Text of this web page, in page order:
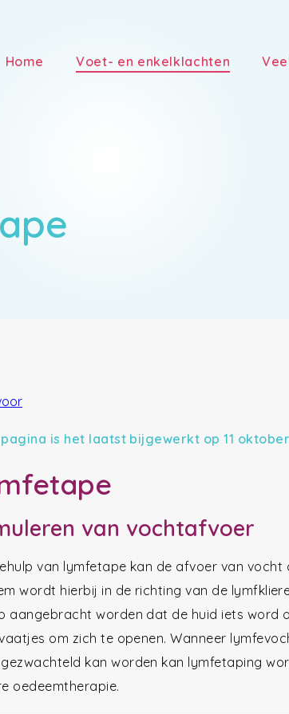
Home Voet- en enkelklachten
pagina is het laatst bijgewerkt op 11 oktober
van vochtafvoer
van lymfetape kan de afvoer van
wordt hierbij in de richting van de
aangebracht worden dat de huid iets
om zich te openen. Wanneer
kan worden kan lymfetaping
oedeemtherapie.